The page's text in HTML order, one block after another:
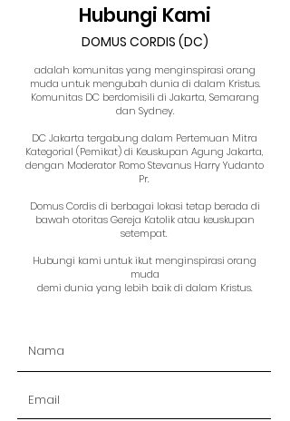
Hubungi Kami
DOMUS CORDIS (DC)
adalah komunitas yang menginspirasi orang
muda untuk mengubah dunia di dalam Kristus.
Komunitas DC berdomisili di Jakarta, Semarang
dan Sydney.
DC Jakarta tergabung dalam Pertemuan Mitra
Kategorial (Pemikat) di Keuskupan Agung Jakarta,
dengan Moderator Romo Stevanus Harry Yudanto
Pr.
Domus Cordis di berbagai lokasi tetap berada di
bawah otoritas Gereja Katolik atau keuskupan
setempat.
Hubungi kami untuk ikut menginspirasi orang
muda
demi dunia yang lebih baik di dalam Kristus.